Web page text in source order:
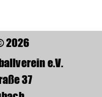
2026
e.V.
37